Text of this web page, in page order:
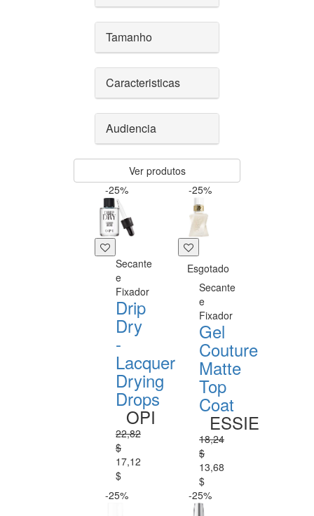
Tamanho
Caracteristicas
Audiencia
Ver produtos
-25%
Secante
e
Fixador
Drip
Dry
-
Lacquer
Drying
Drops
OPI
22,82
$
17,12
$
-25%
Esgotado
Secante
e
Fixador
Gel
Couture
Matte
Top
Coat
ESSIE
18,24
$
13,68
$
-25%
-25%